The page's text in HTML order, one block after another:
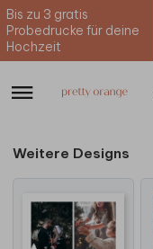
Bis zu 3 gratis
Probedrucke für deine
Hochzeit
Weitere Designs